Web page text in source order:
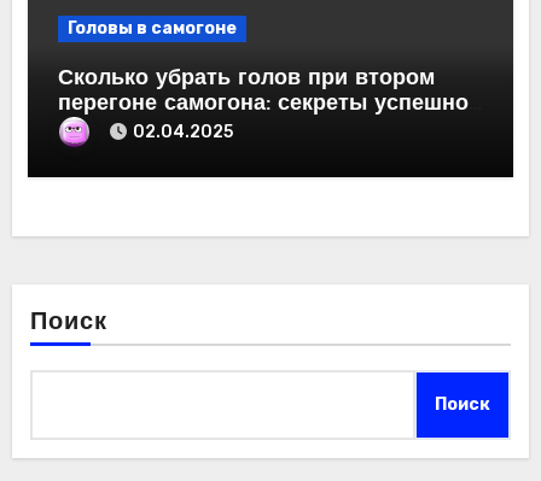
Головы в самогоне
Сколько убрать голов при втором
перегоне самогона: секреты успешной
дистилляции
02.04.2025
Поиск
Поиск